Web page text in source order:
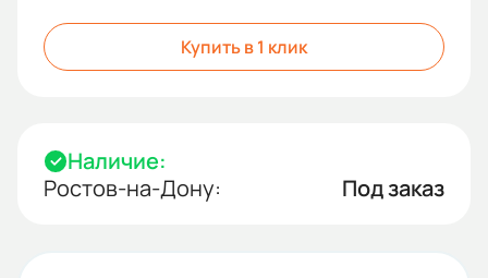
Купить в 1 клик
Наличие:
Ростов-на-Дону:
Под заказ